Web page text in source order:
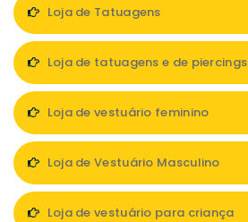
Loja de Tatuagens
Loja de tatuagens e de piercings
Loja de vestuário feminino
Loja de Vestuário Masculino
Loja de vestuário para criança